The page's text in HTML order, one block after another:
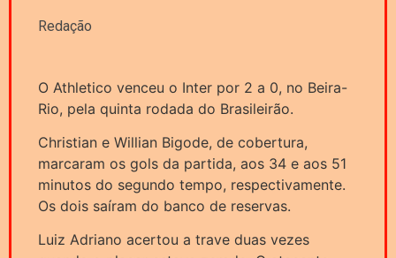
Redação
O Athletico venceu o Inter por 2 a 0, no Beira-
Rio, pela quinta rodada do Brasileirão.
Christian e Willian Bigode, de cobertura,
marcaram os gols da partida, aos 34 e aos 51
minutos do segundo tempo, respectivamente.
Os dois saíram do banco de reservas.
Luiz Adriano acertou a trave duas vezes